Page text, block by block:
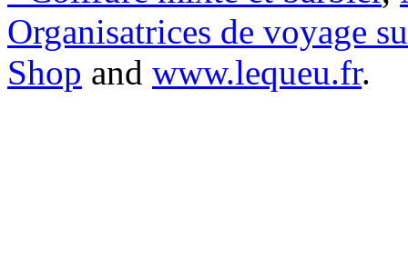
Organisatrices de voyage
Shop and www.lequeu.fr.